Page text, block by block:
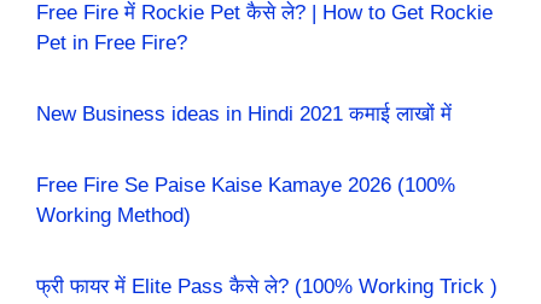
Free Fire में Rockie Pet कैसे ले? | How to Get Rockie
Pet in Free Fire?
New Business ideas in Hindi 2021 कमाई लाखों में
Free Fire Se Paise Kaise Kamaye 2026 (100%
Working Method)
फ्री फायर में Elite Pass कैसे ले? (100% Working Trick )